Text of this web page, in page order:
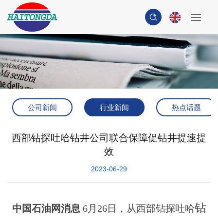
公司新闻 行业新闻 热点话题
西部钻探吐哈钻井公司联合保障促钻井提速提
效
2023-06-29
中国石油网消息 6月26日，从西部钻探吐哈钻